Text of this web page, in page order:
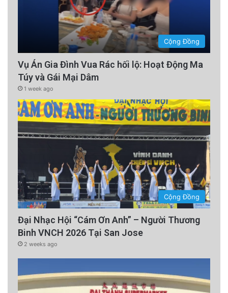
Cộng Đồng
Vụ Án Gia Đình Vua Rác hối lộ: Hoạt Động Ma
Túy và Gái Mại Dâm
1 week ago
Cộng Đồng
Đại Nhạc Hội “Cám Ơn Anh” – Người Thương
Binh VNCH 2026 Tại San Jose
2 weeks ago